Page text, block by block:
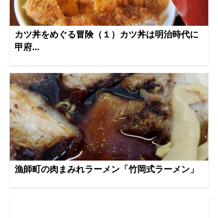
カツ丼をめぐる冒険（１）カツ丼は明治時代に
甲府...
漁師町の肉まみれラーメン「竹岡式ラーメン」